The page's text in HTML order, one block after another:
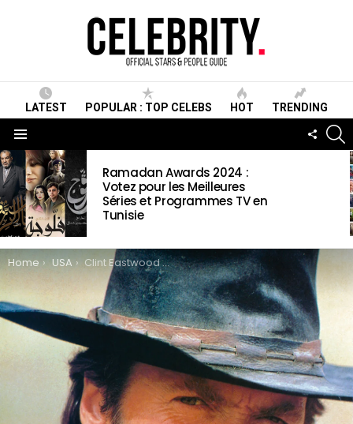
LATEST POPULAR : TOP CELEBS HOT TRENDING
LATEST
STORIES
Ramadan Awards 2024 :
Votez pour les Meilleures
Séries et Programmes TV en
Tunisie
You are here:
Home USA Clint Eastwood Wiki ,Biographie, Age, Films, Mariage, Contact & Informations